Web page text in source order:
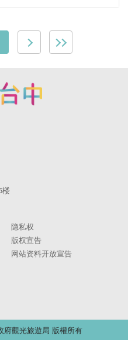
楼
隐私权
版权宣告
网站资料开放宣告
觀光旅遊局 版權所有